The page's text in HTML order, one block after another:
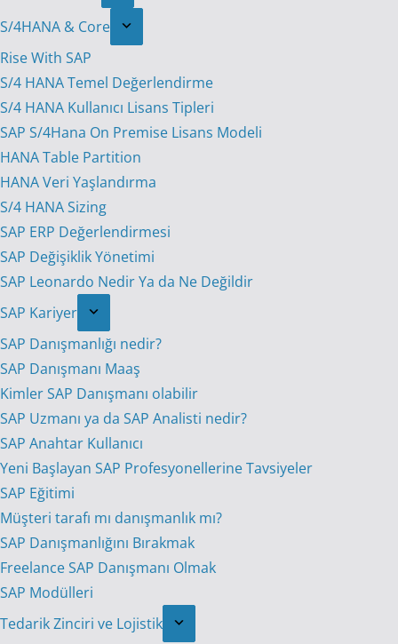
S/4HANA & Core
Rise With SAP
S/4 HANA Temel Değerlendirme
S/4 HANA Kullanıcı Lisans Tipleri
SAP S/4Hana On Premise Lisans Modeli
HANA Table Partition
HANA Veri Yaşlandırma
S/4 HANA Sizing
SAP ERP Değerlendirmesi
SAP Değişiklik Yönetimi
SAP Leonardo Nedir Ya da Ne Değildir
SAP Kariyer
SAP Danışmanlığı nedir?
SAP Danışmanı Maaş
Kimler SAP Danışmanı olabilir
SAP Uzmanı ya da SAP Analisti nedir?
SAP Anahtar Kullanıcı
Yeni Başlayan SAP Profesyonellerine Tavsiyeler
SAP Eğitimi
Müşteri tarafı mı danışmanlık mı?
SAP Danışmanlığını Bırakmak
Freelance SAP Danışmanı Olmak
SAP Modülleri
Tedarik Zinciri ve Lojistik